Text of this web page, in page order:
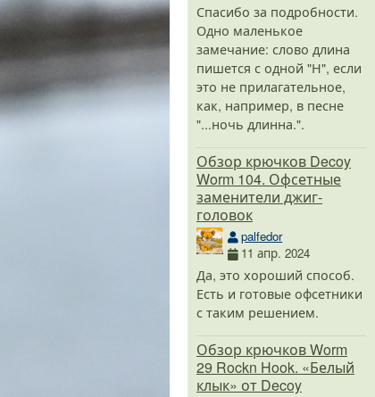
Спасибо за подробности.
Одно маленькое
замечание: слово длина
пишется с одной "Н", если
это не прилагательное,
как, например, в песне
"...ночь длинна.".
Обзор крючков Decoy
Worm 104. Офсетные
заменители джиг-
головок
palfedor
11 апр. 2024
Да, это хороший способ.
Есть и готовые офсетники
с таким решением.
Обзор крючков Worm
29 Rockn Hook. «Белый
клык» от Decoy